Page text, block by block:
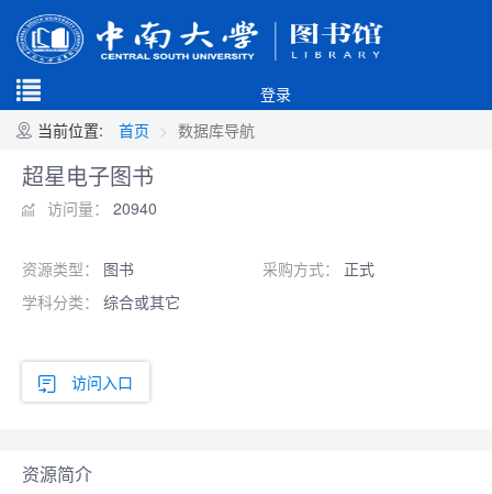
登录
当前位置:
首页 数据库导航
超星电子图书
访问量： 20940
资源类型： 图书 采购方式： 正式
学科分类： 综合或其它
访问入口
资源简介